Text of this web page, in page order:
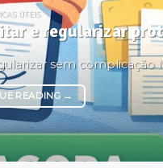
ÚTEIS
e regularizar
sem complicação
READING→